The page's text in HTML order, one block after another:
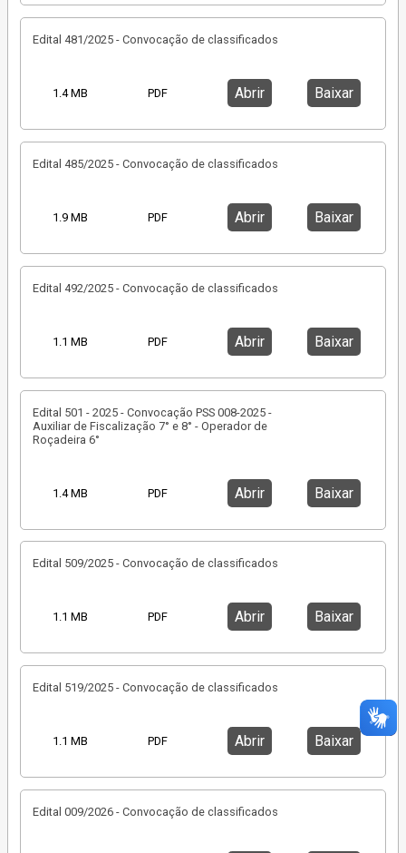
Edital 481/2025 - Convocação de classificados
1.4 MB PDF Abrir Baixar
Edital 485/2025 - Convocação de classificados
1.9 MB PDF Abrir Baixar
Edital 492/2025 - Convocação de classificados
1.1 MB PDF Abrir Baixar
Edital 501 - 2025 - Convocação PSS 008-2025 -
Auxiliar de Fiscalização 7° e 8° - Operador de
Roçadeira 6°
1.4 MB PDF Abrir Baixar
Edital 509/2025 - Convocação de classificados
1.1 MB PDF Abrir Baixar
Edital 519/2025 - Convocação de classificados
1.1 MB PDF Abrir Baixar
Edital 009/2026 - Convocação de classificados